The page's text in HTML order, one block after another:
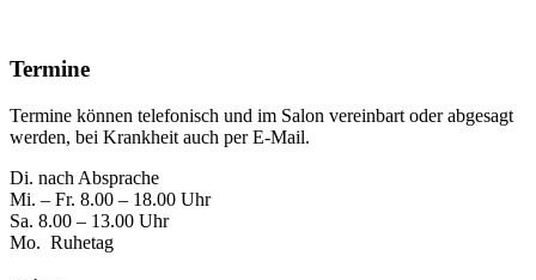
Termine
Termine können telefonisch und im Salon vereinbart oder abgesagt
werden, bei Krankheit auch per E-Mail.
Di. nach Absprache
Mi. – Fr. 8.00 – 18.00 Uhr
Sa. 8.00 – 13.00 Uhr
Mo. Ruhetag